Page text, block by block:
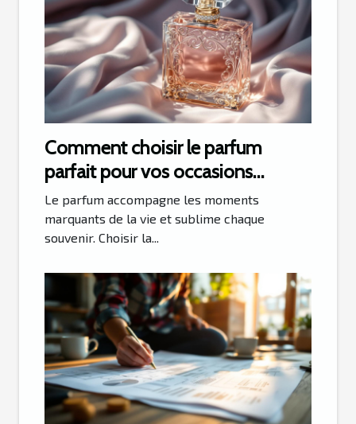
Comment choisir le parfum
parfait pour vos occasions
spéciales ?
Le parfum accompagne les moments
marquants de la vie et sublime chaque
souvenir. Choisir la...